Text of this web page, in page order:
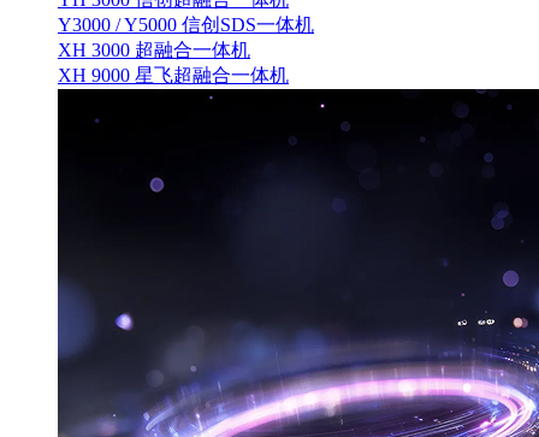
Y3000 / Y5000 信创SDS一体机
XH 3000 超融合一体机
XH 9000 星飞超融合一体机